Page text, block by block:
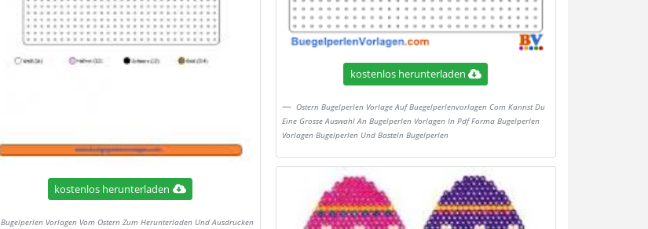
kostenlos herunterladen
Bugelperlen Vorlagen Vom Ostern Zum Herunterladen Und Ausdrucken
kostenlos herunterladen
Ostern Bugelperlen Vorlage Auf Buegelperlenvorlagen Com Kannst Du
Eine Grosse Auswahl An Bugelperlen Vorlagen In Pdf Forma Bugelperlen
Vorlagen Bugelperlen Und Basteln Bugelperlen